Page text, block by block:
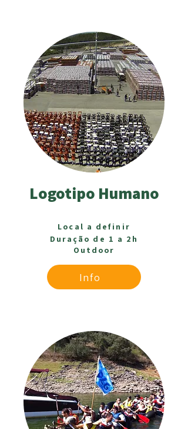
Logotipo Humano
Local a definir
Duração de 1 a 2h
Outdoor
Info